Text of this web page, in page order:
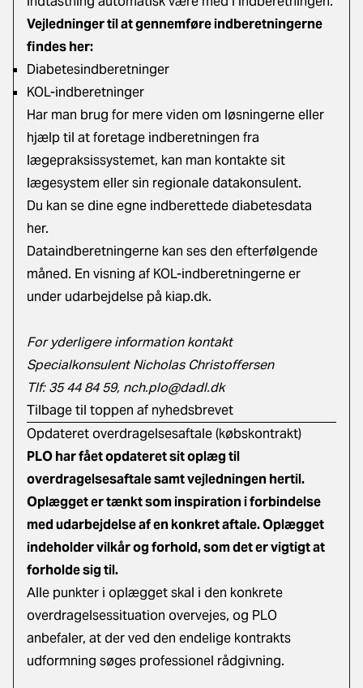
Vejledninger til at gennemføre indberetningerne
findes her:
Diabetesindberetninger
KOL-indberetninger
Har man brug for mere viden om løsningerne eller
hjælp til at foretage indberetningen fra
lægepraksissystemet, kan man kontakte sit
lægesystem eller sin regionale datakonsulent.
Du kan se dine egne indberettede diabetesdata
her.
Dataindberetningerne kan ses den efterfølgende
måned. En visning af KOL-indberetningerne er
under udarbejdelse på kiap.dk.
For yderligere information kontakt
Specialkonsulent Nicholas Christoffersen
Tlf: 35 44 84 59, nch.plo@dadl.dk
Tilbage til toppen af nyhedsbrevet
Opdateret overdragelsesaftale (købskontrakt)
PLO har fået opdateret sit oplæg til
overdragelsesaftale samt vejledningen hertil.
Oplægget er tænkt som inspiration i forbindelse
med udarbejdelse af en konkret aftale. Oplægget
indeholder vilkår og forhold, som det er vigtigt at
forholde sig til.
Alle punkter i oplægget skal i den konkrete
overdragelsessituation overvejes, og PLO
anbefaler, at der ved den endelige kontrakts
udformning søges professionel rådgivning.